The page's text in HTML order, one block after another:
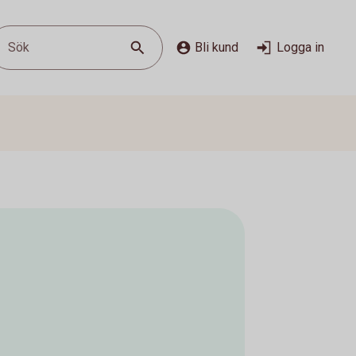
Sök Bli kund Logga in